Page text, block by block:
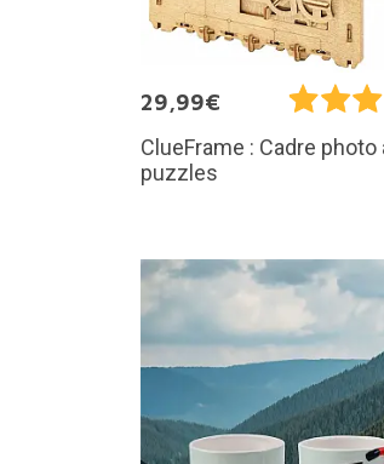
29,99€
ClueFrame : Cadre photo
puzzles